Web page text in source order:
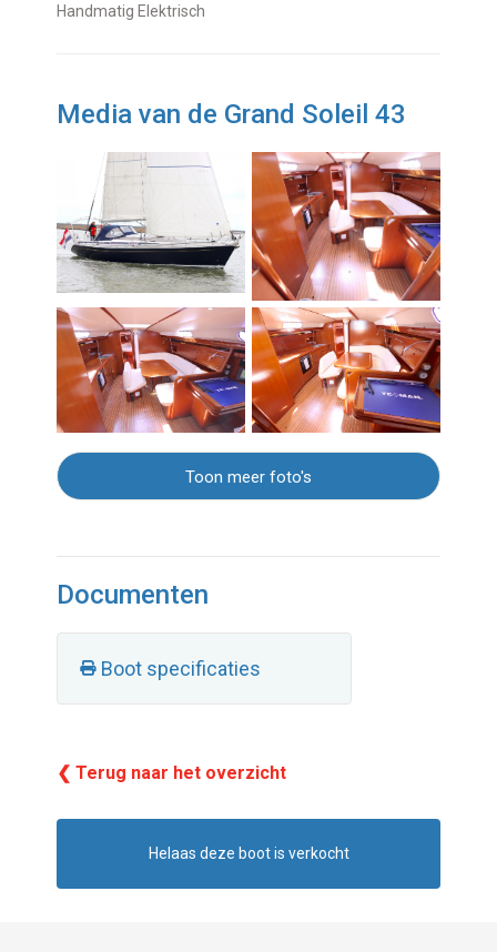
Handmatig Elektrisch
Media van de Grand Soleil 43
Toon meer foto's
Documenten
Boot specificaties
❮ Terug naar het overzicht
Helaas deze boot is verkocht